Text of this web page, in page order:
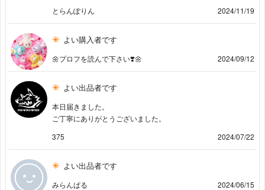
とらんぽりん
2024/11/19
よい購入者です
🌼プロフを読んで下さい❣️🌼 2024/09/12
よい出品者です
本日届きました。
ご丁寧にありがとうございました。
375
2024/07/22
よい出品者です
みらんぱる 2024/06/15